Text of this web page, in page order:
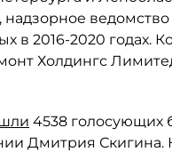
надзорное
в 2016-2020 годах.
Холдингс
4538 голосующих
Дмитрия Скигина.